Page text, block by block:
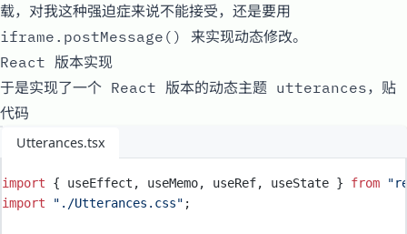
载，对我这种强迫症来说不能接受，还是要用
iframe.postMessage()
来实现动态修改。
React 版本实现
于是实现了一个 React 版本的动态主题 utterances，贴
代码
Utterances.tsx
import { useEffect , useMemo, useRef, useState } from "
import
" ./Utterances.css" ;